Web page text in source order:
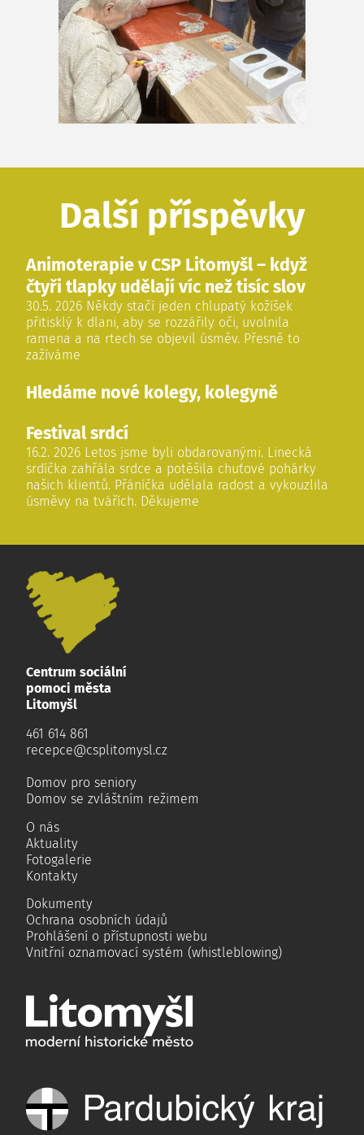
Další příspěvky
Animoterapie v CSP Litomyšl – když
čtyři tlapky udělají víc než tisíc slov
30.5. 2026 Někdy stačí jeden chlupatý kožíšek
přitisklý k dlani, aby se rozzářily oči, uvolnila
ramena a na rtech se objevil úsměv. Přesně to
zažíváme
Hledáme nové kolegy, kolegyně
Festival srdcí
16.2. 2026 Letos jsme byli obdarovanými. Linecká
srdíčka zahřála srdce a potěšila chuťové pohárky
našich klientů. Přáníčka udělala radost a vykouzlila
úsměvy na tvářích. Děkujeme
Centrum sociální
pomoci města
Litomyšl
461 614 861
recepce@csplitomysl.cz
Domov pro seniory
Domov se zvláštním režimem
O nás
Aktuality
Fotogalerie
Kontakty
Dokumenty
Ochrana osobních údajů
Prohlášení o přístupnosti webu
Vnitřní oznamovací systém (whistleblowing)